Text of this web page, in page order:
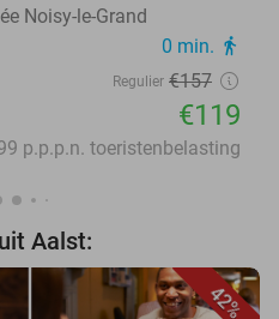
Noisy-le-Grand
0 min. directions_walk
Regulier €157
€119
p.p.p.n. toeristenbelasting
Aalst:
42%